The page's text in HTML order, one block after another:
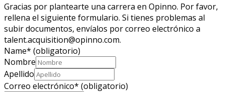
Gracias por plantearte una carrera en Opinno. Por favor,
rellena el siguiente formulario. Si tienes problemas al
subir documentos, envíalos por correo electrónico a
talent.acquisition@opinno.com.
Name* (obligatorio)
Nombre
Apellido
Correo electrónico* (obligatorio)